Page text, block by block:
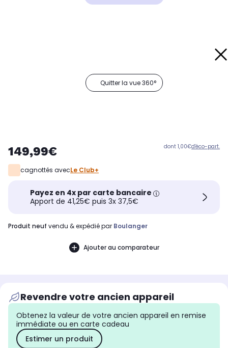
Quitter la vue 360°
149,99€ dont 1,00€d'éco-part.
cagnottés avecLe Club+
Payez en 4x par carte bancaire
Apport de 41,25€ puis 3x 37,5€
produit neuf vendu & expédié par Boulanger
Ajouter au comparateur
Revendre votre ancien appareil
Obtenez la valeur de votre ancien appareil en remise
immédiate ou en carte cadeau
Estimer un produit